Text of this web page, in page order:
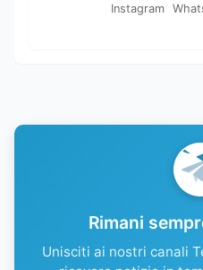
Instagram
Rimani
Unisciti ai nostri canali